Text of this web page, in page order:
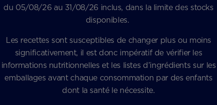
du 05/08/26 au 31/08/26 inclus, dans la limite des stocks
disponibles.
Les recettes sont susceptibles de changer plus ou moins
significativement, il est donc impératif de vérifier les
informations nutritionnelles et les listes d’ingrédients sur les
emballages avant chaque consommation par des enfants
dont la santé le nécessite.